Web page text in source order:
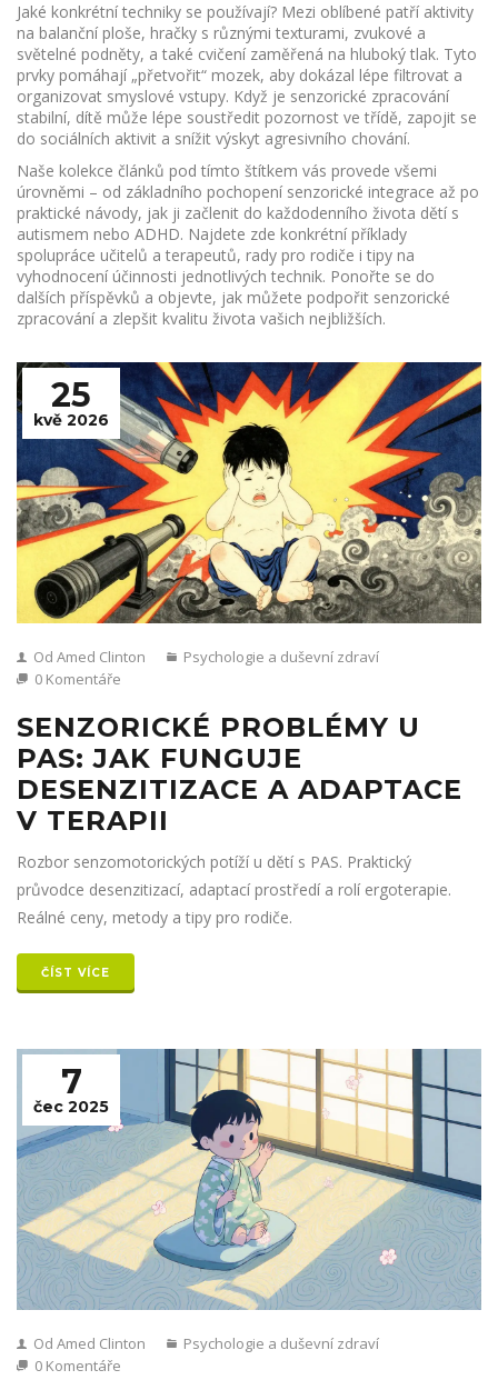
Jaké konkrétní techniky se používají? Mezi oblíbené patří aktivity
na balanční ploše, hračky s různými texturami, zvukové a
světelné podněty, a také cvičení zaměřená na hluboký tlak. Tyto
prvky pomáhají „přetvořit“ mozek, aby dokázal lépe filtrovat a
organizovat smyslové vstupy. Když je senzorické zpracování
stabilní, dítě může lépe soustředit pozornost ve třídě, zapojit se
do sociálních aktivit a snížit výskyt agresivního chování.
Naše kolekce článků pod tímto štítkem vás provede všemi
úrovněmi – od základního pochopení senzorické integrace až po
praktické návody, jak ji začlenit do každodenního života dětí s
autismem nebo ADHD. Najdete zde konkrétní příklady
spolupráce učitelů a terapeutů, rady pro rodiče i tipy na
vyhodnocení účinnosti jednotlivých technik. Ponořte se do
dalších příspěvků a objevte, jak můžete podpořit senzorické
zpracování a zlepšit kvalitu života vašich nejbližších.
25
kvě 2026
Od Amed Clinton
Psychologie a duševní zdraví
0 Komentáře
SENZORICKÉ PROBLÉMY U
PAS: JAK FUNGUJE
DESENZITIZACE A ADAPTACE
V TERAPII
Rozbor senzomotorických potíží u dětí s PAS. Praktický
průvodce desenzitizací, adaptací prostředí a rolí ergoterapie.
Reálné ceny, metody a tipy pro rodiče.
ČÍST VÍCE
7
čec 2025
Od Amed Clinton
Psychologie a duševní zdraví
0 Komentáře